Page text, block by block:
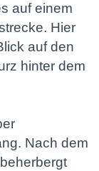
auf einem
Hier
auf den
hinter dem
Nach dem